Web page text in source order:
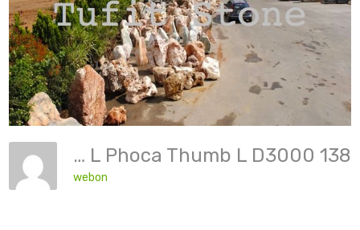
Phoca Thumb L Phoca Thumb L D3000 138
webon